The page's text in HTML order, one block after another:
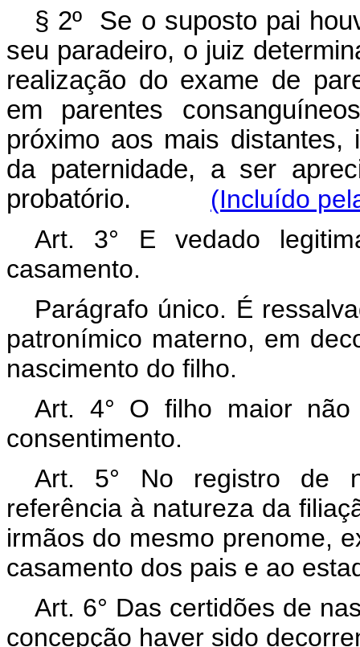
§ 2º Se o suposto pai
seu paradeiro, o juiz
realização do exame de
em parentes
próximo aos mais distantes,
da paternidade, a ser
probatório.
(Incluído
Art. 3° E vedado
casamento.
Parágrafo único. É
patronímico materno, em
nascimento do filho.
Art. 4° O filho maior
consentimento.
Art. 5° No registro de
referência à natureza da
irmãos do mesmo prenome,
casamento dos pais e ao
Art. 6° Das certidões de
concepção haver sido